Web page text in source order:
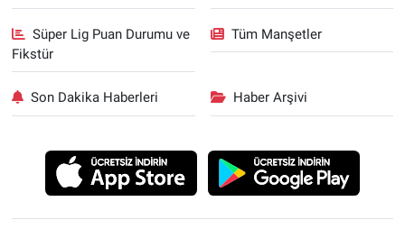
Süper Lig Puan Durumu ve
Fikstür
Tüm Manşetler
Son Dakika Haberleri Haber Arşivi